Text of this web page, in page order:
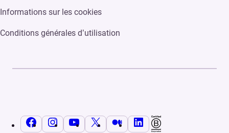
Informations sur les cookies
Conditions générales d’utilisation
FacebookInstagramYouTubeX MediumLinkedIn